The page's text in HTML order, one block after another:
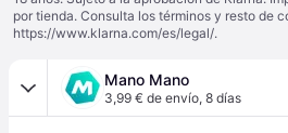
por tienda. Consulta los términos y resto de
https://www.klarna.com/es/legal/.
Mano Mano
3,99 € de envío, 8 días